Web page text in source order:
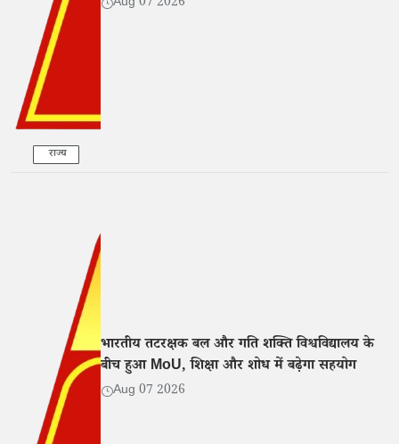
राज्य
भारतीय तटरक्षक बल और गति शक्ति विश्वविद्यालय के
बीच हुआ MoU, शिक्षा और शोध में बढ़ेगा सहयोग
Aug 07 2026